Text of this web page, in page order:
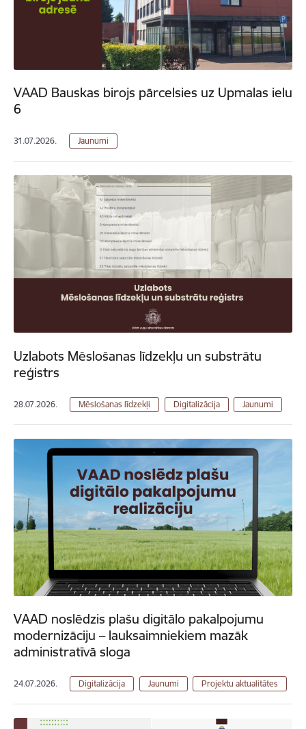
VAAD Bauskas birojs pārcelsies uz Upmalas ielu
6
31.07.2026. Jaunumi
Uzlabots Mēslošanas līdzekļu un substrātu
reģistrs
28.07.2026. Mēslošanas līdzekļi Digitalizācija Jaunumi
VAAD noslēdzis plašu digitālo pakalpojumu
modernizāciju – lauksaimniekiem mazāk
administratīvā sloga
24.07.2026. Digitalizācija Jaunumi Projektu aktualitātes